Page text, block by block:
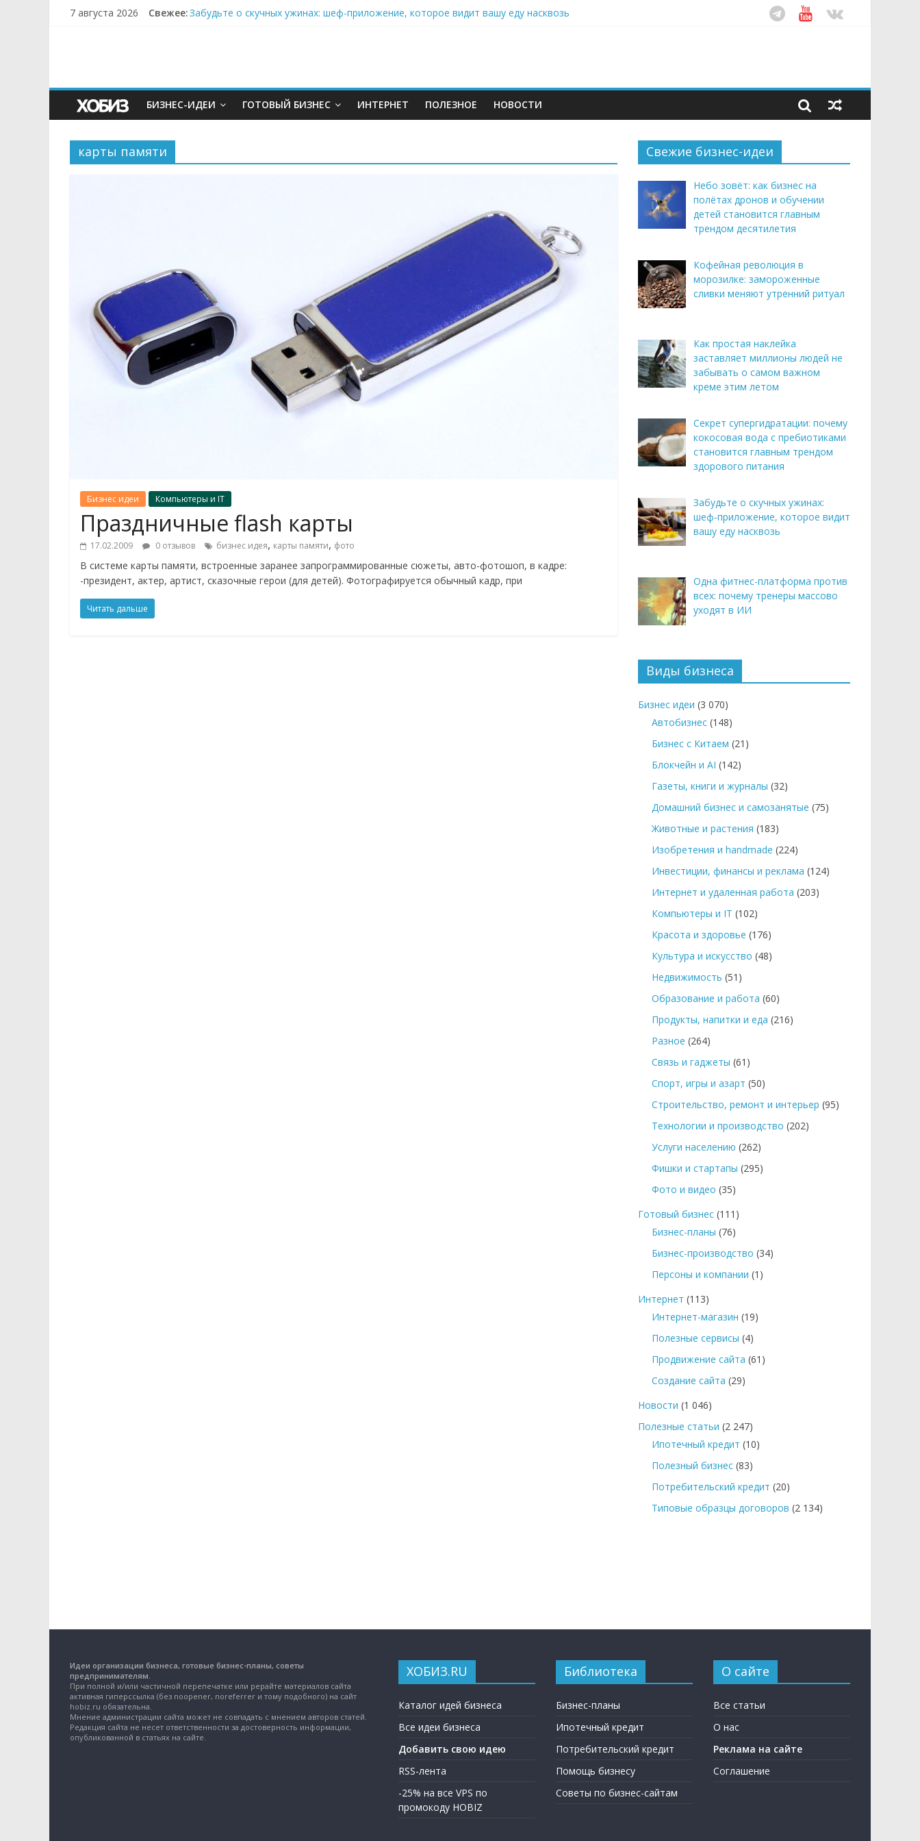
7 августа 2026 Свежее:Забудьте о скучных ужинах: шеф-приложение, которое видит вашу еду насквозь
БИЗНЕС-ИДЕИ ГОТОВЫЙ БИЗНЕС ИНТЕРНЕТ ПОЛЕЗНОЕ НОВОСТИ
карты памяти
Бизнес идеи Компьютеры и IT
Праздничные flash карты
17.02.2009 0 отзывов бизнес идея, карты памяти, фото
В системе карты памяти, встроенные заранее запрограммированные сюжеты, авто-фотошоп, в кадре:
-президент, актер, артист, сказочные герои (для детей). Фотографируется обычный кадр, при
Читать дальше
Свежие бизнес-идеи
Небо зовёт: как бизнес на
полётах дронов и обучении
детей становится главным
трендом десятилетия
Кофейная революция в
морозилке: замороженные
сливки меняют утренний ритуал
Как простая наклейка
заставляет миллионы людей не
забывать о самом важном
креме этим летом
Секрет супергидратации: почему
кокосовая вода с пребиотиками
становится главным трендом
здорового питания
Забудьте о скучных ужинах:
шеф-приложение, которое видит
вашу еду насквозь
Одна фитнес-платформа против
всех: почему тренеры массово
уходят в ИИ
Виды бизнеса
Бизнес идеи (3 070)
Автобизнес (148)
Бизнес с Китаем (21)
Блокчейн и AI (142)
Газеты, книги и журналы (32)
Домашний бизнес и самозанятые (75)
Животные и растения (183)
Изобретения и handmade (224)
Инвестиции, финансы и реклама (124)
Интернет и удаленная работа (203)
Компьютеры и IT (102)
Красота и здоровье (176)
Культура и искусство (48)
Недвижимость (51)
Образование и работа (60)
Продукты, напитки и еда (216)
Разное (264)
Связь и гаджеты (61)
Спорт, игры и азарт (50)
Строительство, ремонт и интерьер (95)
Технологии и производство (202)
Услуги населению (262)
Фишки и стартапы (295)
Фото и видео (35)
Готовый бизнес (111)
Бизнес-планы (76)
Бизнес-производство (34)
Персоны и компании (1)
Интернет (113)
Интернет-магазин (19)
Полезные сервисы (4)
Продвижение сайта (61)
Создание сайта (29)
Новости (1 046)
Полезные статьи (2 247)
Ипотечный кредит (10)
Полезный бизнес (83)
Потребительский кредит (20)
Типовые образцы договоров (2 134)
Идеи организации бизнеса, готовые бизнес-планы, советы
предпринимателям.
При полной и/или частичной перепечатке или рерайте материалов сайта
активная гиперссылка (без noopener, noreferrer и тому подобного) на сайт
hobiz.ru обязательна.
Мнение администрации сайта может не совпадать с мнением авторов статей.
Редакция сайта не несет ответственности за достоверность информации,
опубликованной в статьях на сайте.
ХОБИЗ.RU
Каталог идей бизнеса
Все идеи бизнеса
Добавить свою идею
RSS-лента
-25% на все VPS по
промокоду HOBIZ
Библиотека
Бизнес-планы
Ипотечный кредит
Потребительский кредит
Помощь бизнесу
Советы по бизнес-сайтам
О сайте
Все статьи
О нас
Реклама на сайте
Соглашение